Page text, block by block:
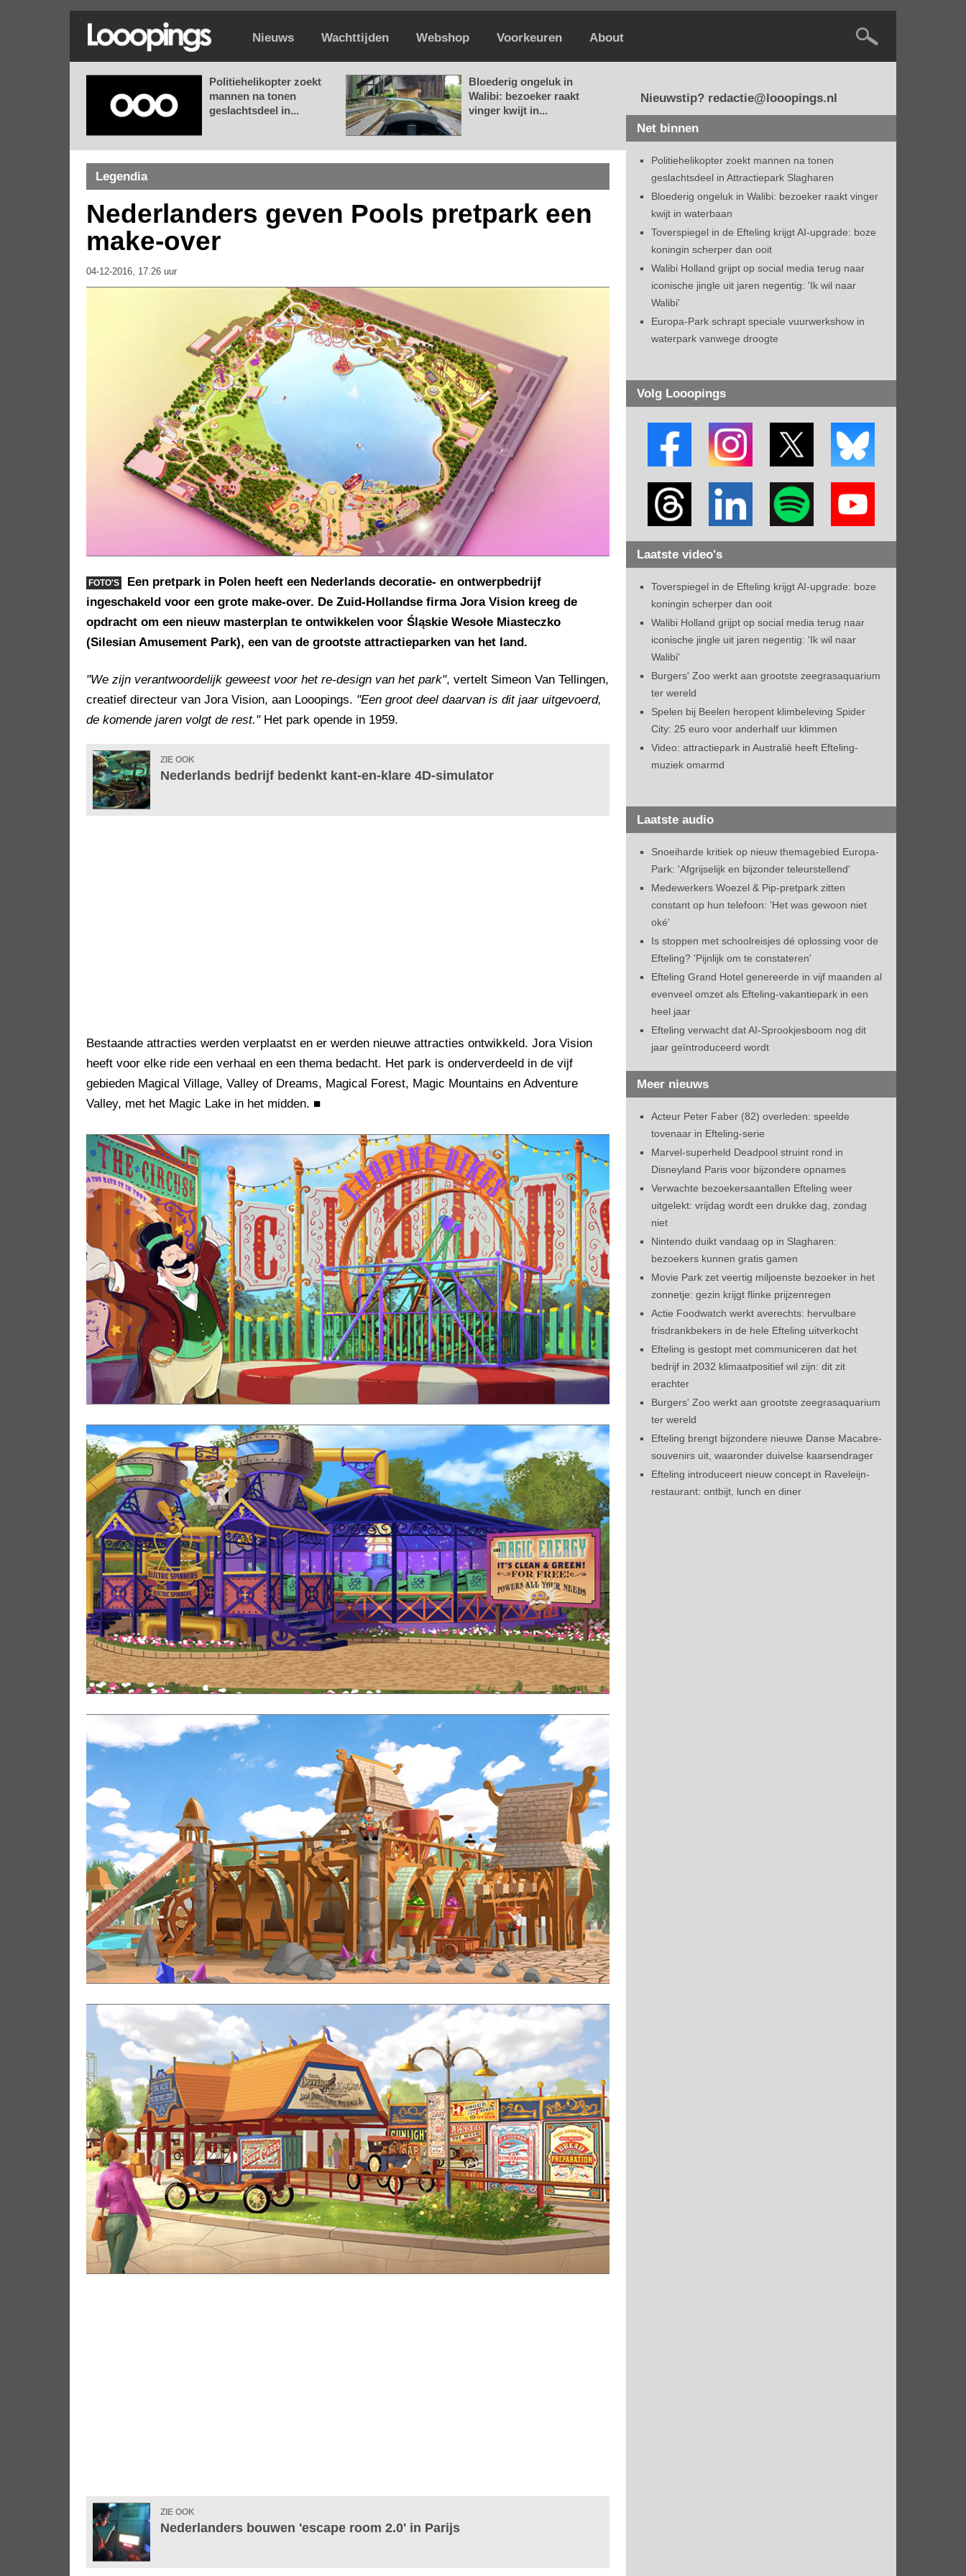
Nieuws Wachttijden Webshop Voorkeuren About
Politiehelikopter zoekt
mannen na tonen
geslachtsdeel in...
Bloederig ongeluk in
Walibi: bezoeker raakt
vinger kwijt in...
Legendia
Nederlanders geven Pools pretpark een
make-over
04-12-2016, 17.26 uur
FOTO'S
Een pretpark in Polen heeft een Nederlands decoratie- en ontwerpbedrijf
ingeschakeld voor een grote make-over. De Zuid-Hollandse firma Jora Vision kreeg de
opdracht om een nieuw masterplan te ontwikkelen voor Śląskie Wesołe Miasteczko
(Silesian Amusement Park), een van de grootste attractieparken van het land.
"We zijn verantwoordelijk geweest voor het re-design van het park", vertelt Simeon Van Tellingen,
creatief directeur van Jora Vision, aan Looopings. "Een groot deel daarvan is dit jaar uitgevoerd,
de komende jaren volgt de rest."Het park opende in 1959.
ZIE OOK
Nederlands bedrijf bedenkt kant-en-klare 4D-simulator
Bestaande attracties werden verplaatst en er werden nieuwe attracties ontwikkeld. Jora Vision
heeft voor elke ride een verhaal en een thema bedacht. Het park is onderverdeeld in de vijf
gebieden Magical Village, Valley of Dreams, Magical Forest, Magic Mountains en Adventure
Valley, met het Magic Lake in het midden. ■
ZIE OOK
Nederlanders bouwen 'escape room 2.0' in Parijs
Nieuwstip? redactie@looopings.nl
Net binnen
Politiehelikopter zoekt mannen na tonen
geslachtsdeel in Attractiepark Slagharen
Bloederig ongeluk in Walibi: bezoeker raakt vinger
kwijt in waterbaan
Toverspiegel in de Efteling krijgt AI-upgrade: boze
koningin scherper dan ooit
Walibi Holland grijpt op social media terug naar
iconische jingle uit jaren negentig: 'Ik wil naar
Walibi'
Europa-Park schrapt speciale vuurwerkshow in
waterpark vanwege droogte
Volg Looopings
Laatste video's
Toverspiegel in de Efteling krijgt AI-upgrade: boze
koningin scherper dan ooit
Walibi Holland grijpt op social media terug naar
iconische jingle uit jaren negentig: 'Ik wil naar
Walibi'
Burgers' Zoo werkt aan grootste zeegrasaquarium
ter wereld
Spelen bij Beelen heropent klimbeleving Spider
City: 25 euro voor anderhalf uur klimmen
Video: attractiepark in Australië heeft Efteling-
muziek omarmd
Laatste audio
Snoeiharde kritiek op nieuw themagebied Europa-
Park: 'Afgrijselijk en bijzonder teleurstellend'
Medewerkers Woezel & Pip-pretpark zitten
constant op hun telefoon: 'Het was gewoon niet
oké'
Is stoppen met schoolreisjes dé oplossing voor de
Efteling? 'Pijnlijk om te constateren'
Efteling Grand Hotel genereerde in vijf maanden al
evenveel omzet als Efteling-vakantiepark in een
heel jaar
Efteling verwacht dat AI-Sprookjesboom nog dit
jaar geïntroduceerd wordt
Meer nieuws
Acteur Peter Faber (82) overleden: speelde
tovenaar in Efteling-serie
Marvel-superheld Deadpool struint rond in
Disneyland Paris voor bijzondere opnames
Verwachte bezoekersaantallen Efteling weer
uitgelekt: vrijdag wordt een drukke dag, zondag
niet
Nintendo duikt vandaag op in Slagharen:
bezoekers kunnen gratis gamen
Movie Park zet veertig miljoenste bezoeker in het
zonnetje: gezin krijgt flinke prijzenregen
Actie Foodwatch werkt averechts: hervulbare
frisdrankbekers in de hele Efteling uitverkocht
Efteling is gestopt met communiceren dat het
bedrijf in 2032 klimaatpositief wil zijn: dit zit
erachter
Burgers' Zoo werkt aan grootste zeegrasaquarium
ter wereld
Efteling brengt bijzondere nieuwe Danse Macabre-
souvenirs uit, waaronder duivelse kaarsendrager
Efteling introduceert nieuw concept in Raveleijn-
restaurant: ontbijt, lunch en diner